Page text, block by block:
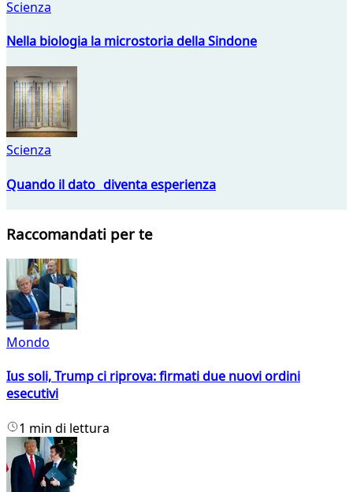
Scienza
Nella biologia la microstoria della Sindone
Scienza
Quando il dato diventa esperienza
Raccomandati per te
Mondo
Ius soli, Trump ci riprova: firmati due nuovi ordini
esecutivi
1 min di lettura